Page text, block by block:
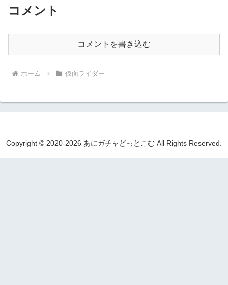
コメント
コメントを書き込む
ホーム 仮面ライダー
Copyright © 2020-2026 あにガチャどっとこむ All Rights Reserved.